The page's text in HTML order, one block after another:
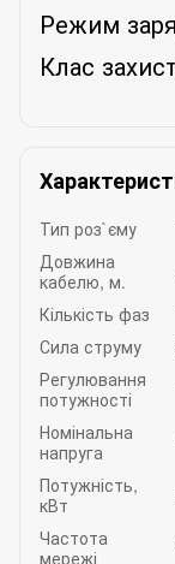
Режим
Клас
Тип роз`єму
Довжина
кабелю, м.
Кількість фаз
Сила струму
Регулювання
потужності
Номінальна
напруга
Потужність,
кВт
Частота
мережі